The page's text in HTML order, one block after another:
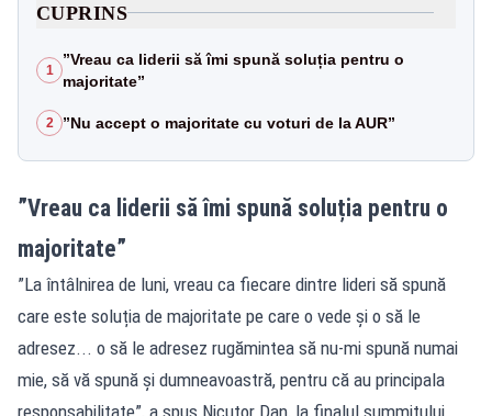
CUPRINS
1
”Vreau ca liderii să îmi spună soluția pentru o
majoritate”
2 ”Nu accept o majoritate cu voturi de la AUR”
”Vreau ca liderii să îmi spună soluția pentru o
majoritate”
”La întâlnirea de luni, vreau ca fiecare dintre lideri să spună
care este soluția de majoritate pe care o vede și o să le
adresez... o să le adresez rugămintea să nu-mi spună numai
mie, să vă spună și dumneavoastră, pentru că au principala
responsabilitate”, a spus Nicuțor Dan, la finalul summitului